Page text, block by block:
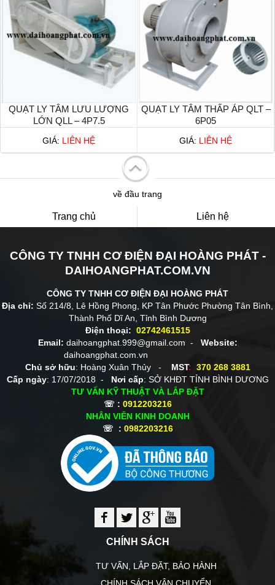
QUẠT LY TÂM LƯU LƯỢNG
LỚN QLL – 4P7.5
GIÁ: LIÊN HỆ
QUẠT LY TÂM THẤP ÁP QLT –
6P05
GIÁ: LIÊN HỆ
về đầu trang
Trang chủ Liên hệ
CÔNG TY TNHH CƠ ĐIỆN ĐẠI HOÀNG PHÁT -
DAIHOANGPHAT.COM.VN
CÔNG TY TNHH CƠ ĐIỆN ĐẠI HOÀNG PHÁT
Địa chỉ: Số 214/8, Lê Hồng Phong, KP Tân Phước Phường Tân Bình,
Thành Phố Dĩ An, Tỉnh Bình Dương
Điện thoại: 02742461515
Email: daihoangphat.999@gmail.com - Website:
daihoangphat.com.vn
Chủ sở hữu: Hoàng Xuân Thủy - MST: 370 268 3881
Cấp ngày: 17/07/2018 - Nơi cấp: SỞ KHĐT TỈNH BÌNH DƯƠNG
TƯ VẤN KỸ THUẬT VÀ LẮP ĐẶT
☏ : 0912203216
NHÂN VIÊN KINH DOANH
☏ : 0982203216
CHÍNH SÁCH
TƯ VẤN, LẮP ĐẶT, BẢO HÀNH